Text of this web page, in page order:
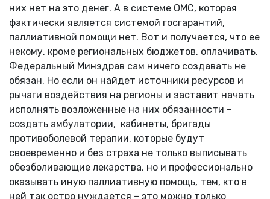
них нет на это денег. А в системе ОМС, которая
фактически является системой госгарантий,
паллиативной помощи нет. Вот и получается, что ее
некому, кроме региональных бюджетов, оплачивать.
Федеральный Минздрав сам ничего создавать не
обязан. Но если он найдет источники ресурсов и
рычаги воздействия на регионы и заставит начать
исполнять возложенные на них обязанности –
создать амбулатории, кабинеты, бригады
противоболевой терапии, которые будут
своевременно и без страха не только выписывать
обезболивающие лекарства, но и профессионально
оказывать иную паллиативную помощь, тем, кто в
ней так остро нуждается – это можно только